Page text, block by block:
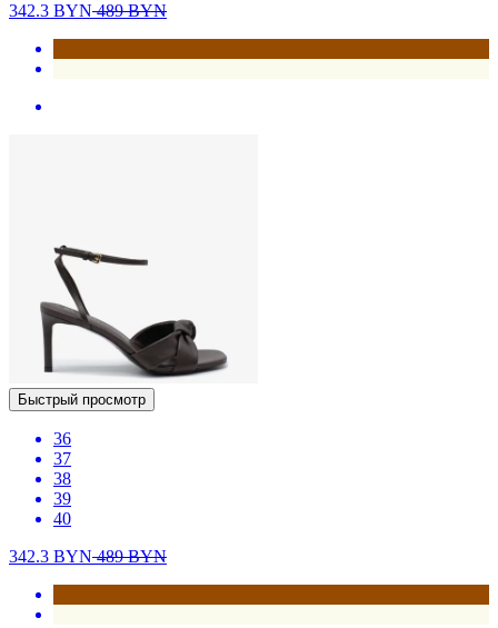
342.3 BYN489BYN
Быстрый просмотр
36
37
38
39
40
342.3 BYN489BYN